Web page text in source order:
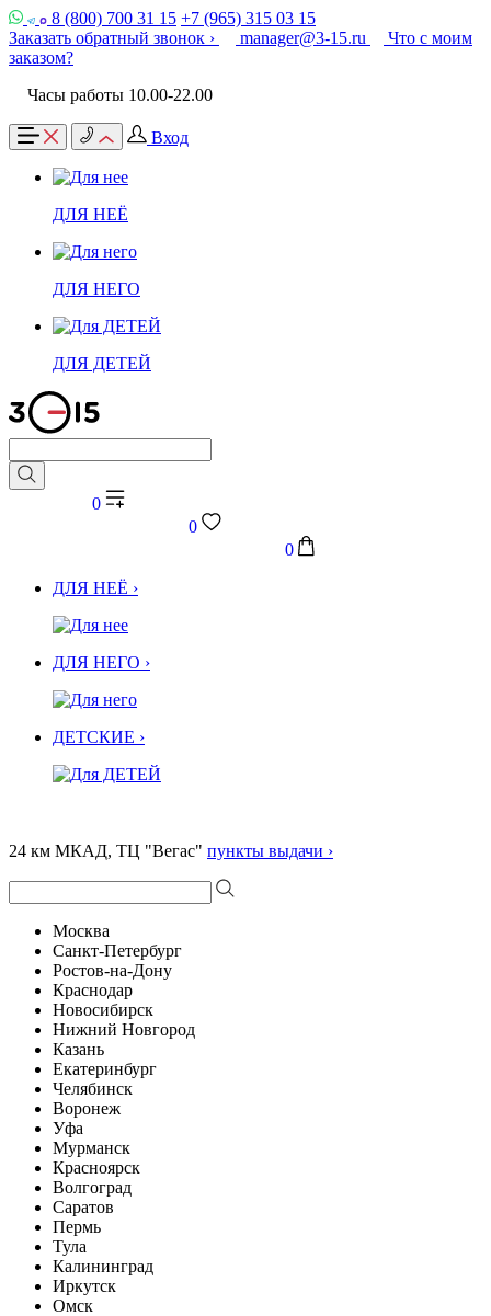
8 (800) 700 31 15 +7 (965) 315 03 15
Заказать обратный звонок ›
manager@3-15.ru
Что с моим
заказом?
Часы работы 10.00-22.00
Вход
ДЛЯ НЕЁ
ДЛЯ НЕГО
ДЛЯ ДЕТЕЙ
0
0
0
ДЛЯ НЕЁ ›
ДЛЯ НЕГО ›
ДЕТСКИЕ ›
24 км МКАД, ТЦ "Вегас" пункты выдачи ›
Москва
Санкт-Петербург
Ростов-на-Дону
Краснодар
Новосибирск
Нижний Новгород
Казань
Екатеринбург
Челябинск
Воронеж
Уфа
Мурманск
Красноярск
Волгоград
Саратов
Пермь
Тула
Калининград
Иркутск
Омск